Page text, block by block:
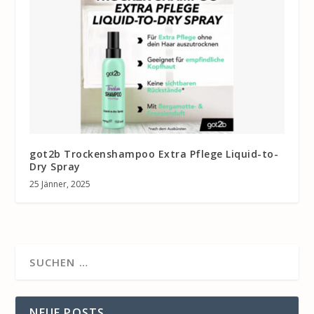
got2b Trockenshampoo Extra Pflege Liquid-to-
Dry Spray
25 Jänner, 2025